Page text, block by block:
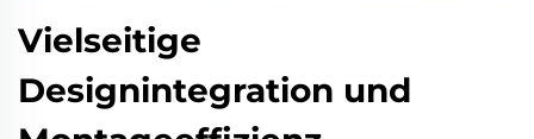
Vielseitige
Designintegration und